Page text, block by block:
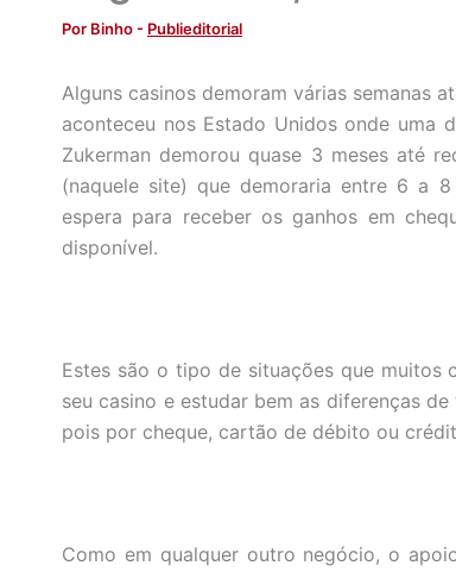
Por Binho- Publieditorial
Alguns casinos demoram várias semanas
aconteceu nos Estado Unidos onde uma
Zukerman demorou quase 3 meses até
(naquele site) que demoraria entre 6 a
espera para receber os ganhos em
disponível.
Estes são o tipo de situações que muitos
seu casino e estudar bem as diferenças
pois por cheque, cartão de débito ou
Como em qualquer outro negócio, o